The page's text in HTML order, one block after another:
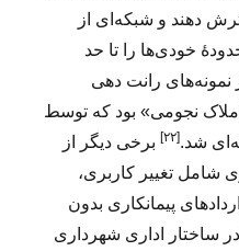
دهند و شبکه‌ای از
خودی‌ها را تا حد
نمونه‌های رانت دهی
نجومی» بود که توسط
شد.[۲۲]
برخی دیگر از
شامل تغییر کاربری،
پیمانکاری بدون
در ساختار اداری شهرداری